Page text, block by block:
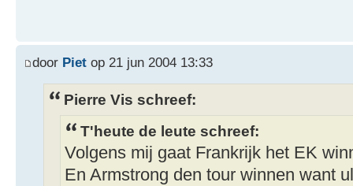
door Piet op 21 jun 2004 13:33
Pierre Vis schreef:
T'heute de leute schreef:
Volgens mij gaat Frankrijk het EK
En Armstrong den tour winnen want